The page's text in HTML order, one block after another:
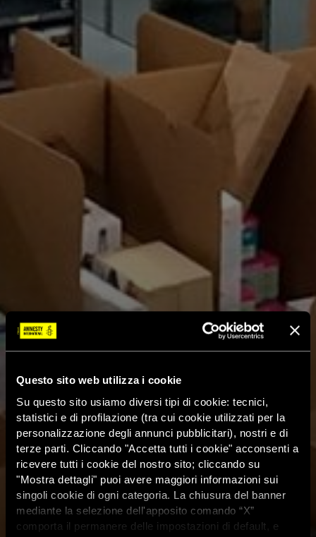
Questo sito web utilizza i cookie
Su questo sito usiamo diversi tipi di cookie: tecnici,
statistici e di profilazione (tra cui cookie utilizzati per la
personalizzazione degli annunci pubblicitari), nostri e di
terze parti. Cliccando "Accetta tutti i cookie" acconsenti a
ricevere tutti i cookie del nostro sito; cliccando su
"Mostra dettagli" puoi avere maggiori informazioni sui
singoli cookie di ogni categoria. La chiusura del banner
mediante la selezione dell'apposito comando “X”
comporta il permanere delle impostazioni di default, e